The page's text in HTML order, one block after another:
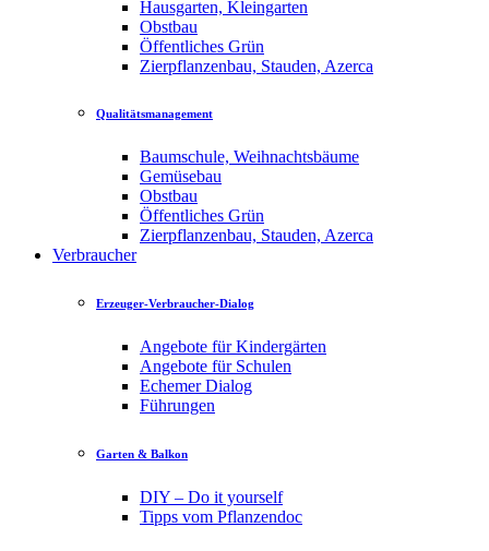
Hausgarten, Kleingarten
Obstbau
Öffentliches Grün
Zierpflanzenbau, Stauden, Azerca
Qualitätsmanagement
Baumschule, Weihnachtsbäume
Gemüsebau
Obstbau
Öffentliches Grün
Zierpflanzenbau, Stauden, Azerca
Verbraucher
Erzeuger-Verbraucher-Dialog
Angebote für Kindergärten
Angebote für Schulen
Echemer Dialog
Führungen
Garten & Balkon
DIY – Do it yourself
Tipps vom Pflanzendoc